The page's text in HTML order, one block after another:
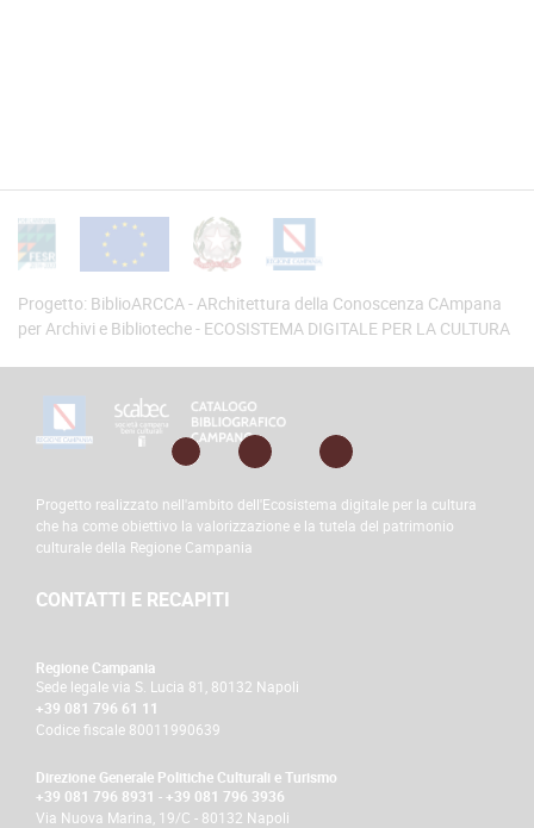
Progetto: BiblioARCCA - ARchitettura della Conoscenza CAmpana
per Archivi e Biblioteche - ECOSISTEMA DIGITALE PER LA CULTURA
footer
Progetto realizzato nell'ambito dell'Ecosistema digitale per la cultura
che ha come obiettivo la valorizzazione e la tutela del patrimonio
culturale della Regione Campania
CONTATTI E RECAPITI
Regione Campania
Sede legale via S. Lucia 81, 80132 Napoli
+39 081 796 61 11
Codice fiscale 80011990639
Direzione Generale Politiche Culturali e Turismo
+39 081 796 8931 -+39 081 796 3936
Via Nuova Marina, 19/C - 80132 Napoli